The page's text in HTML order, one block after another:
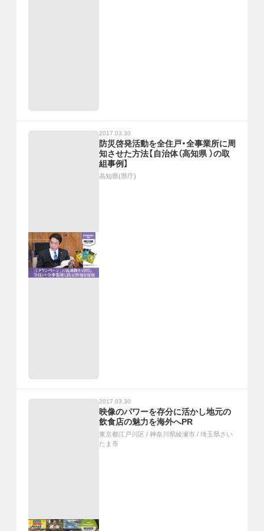
2017.03.30
防災啓発活動を全住戸・全事業所に周
知させた方法【自治体（高知県 ）の取
組事例】
高知県(県庁)
2017.03.30
映像のパワーを存分に活かし地元の
飲食店の魅力を海外へPR
東京都江戸川区 / 神奈川県綾瀬市 / 埼玉県さい
たま市